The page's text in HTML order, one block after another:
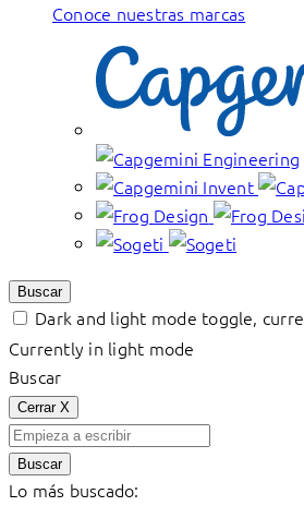
Conoce nuestras marcas
Buscar
Dark and light mode toggle,
Currently in light mode
Buscar
Cerrar X
Buscar
Lo más buscado: